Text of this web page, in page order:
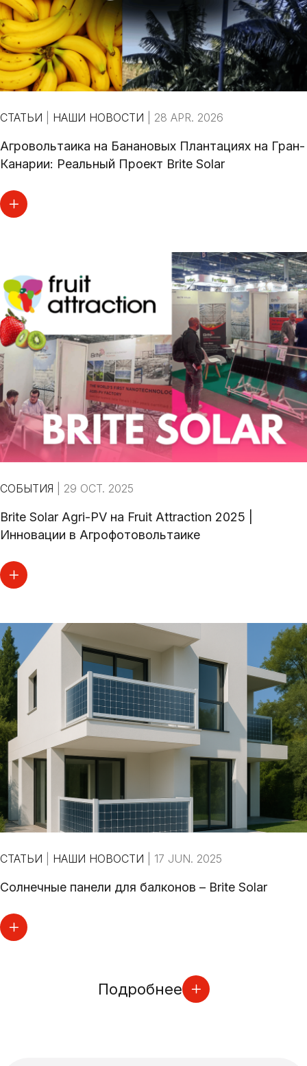
СТАТЬИ НАШИ НОВОСТИ 28 APR. 2026
Агровольтаика на Банановых Плантациях на Гран-
Канарии: Реальный Проект Brite Solar
СОБЫТИЯ 29 OCT. 2025
Brite Solar Agri-PV на Fruit Attraction 2025 |
Инновации в Агрофотовольтаике
СТАТЬИ НАШИ НОВОСТИ 17 JUN. 2025
Солнечные панели для балконов – Brite Solar
Подробнее